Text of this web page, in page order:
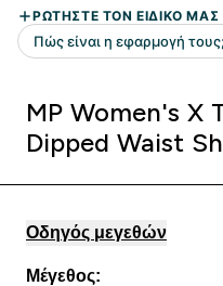
MP Women's X
Dipped Waist
Οδηγός μεγεθών
Μέγεθος: